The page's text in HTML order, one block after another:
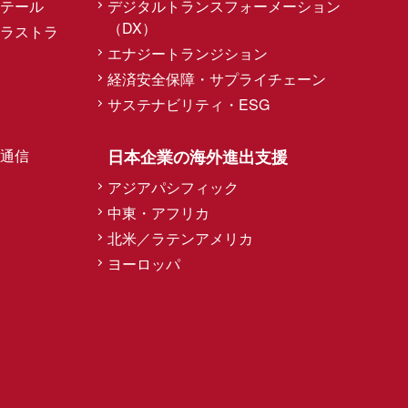
ール
ストラ
信
デジタルトランスフォーメーション
（DX）
エナジートランジション
経済安全保障・サプライチェーン
サステナビリティ・ESG
日本企業の海外進出支援
アジアパシフィック
中東・アフリカ
北米／ラテンアメリカ
ヨーロッパ